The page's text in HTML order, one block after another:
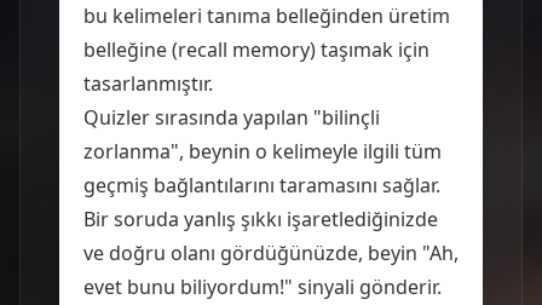
bu kelimeleri tanıma belleğinden üretim
belleğine (recall memory) taşımak için
tasarlanmıştır.
Quizler sırasında yapılan "bilinçli
zorlanma", beynin o kelimeyle ilgili tüm
geçmiş bağlantılarını taramasını sağlar.
Bir soruda yanlış şıkkı işaretlediğinizde
ve doğru olanı gördüğünüzde, beyin "Ah,
evet bunu biliyordum!" sinyali gönderir.